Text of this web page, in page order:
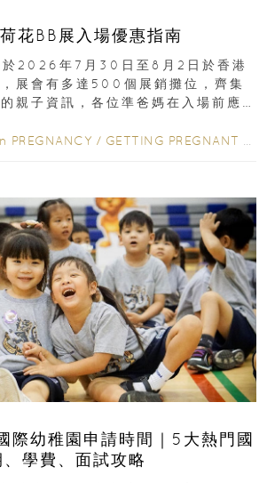
花BB展入場優惠指南
於2026年7月30日至8月2日於香港
展會有多達500個展銷攤位，齊集
親子資訊，各位準爸媽在入場前應
PREGNANCY / GETTING PREGNANT
幼稚園申請時間｜5大熱門國
學費、面試攻略